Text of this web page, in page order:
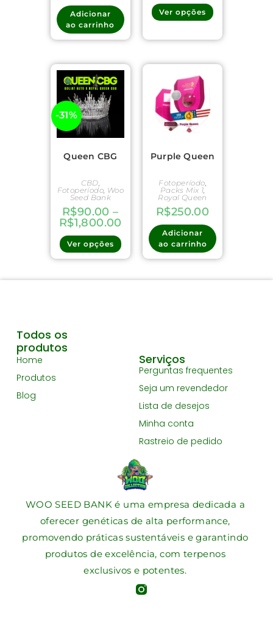
Adicionar
ao carrinho
Ver opções
-31%
Queen CBG
CBD
Fotoperíodo Woo
Seed Bank
R$90.00 –
R$1,800.00
Ver opções
Purple Queen
Fotoperíodo
Packs Mix 1
Royal Queen
R$250.00
Adicionar
ao carrinho
WOO SEED BANK é uma empresa dedicada a
oferecer genéticas de alta performance,
promovendo práticas sustentáveis e garantindo
produtos de excelência, com terpenos
exclusivos e potentes.
Todos os
produtos
Home
Produtos
Blog
Serviços
Perguntas frequentes
Seja um revendedor
Lista de desejos
Minha conta
Rastreio de pedido